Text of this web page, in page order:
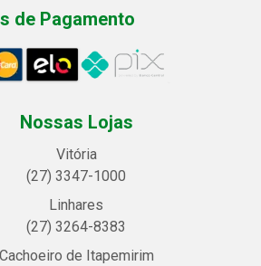
de Pagamento
Nossas Lojas
Vitória
(27) 3347-1000
Linhares
(27) 3264-8383
Cachoeiro de Itapemirim